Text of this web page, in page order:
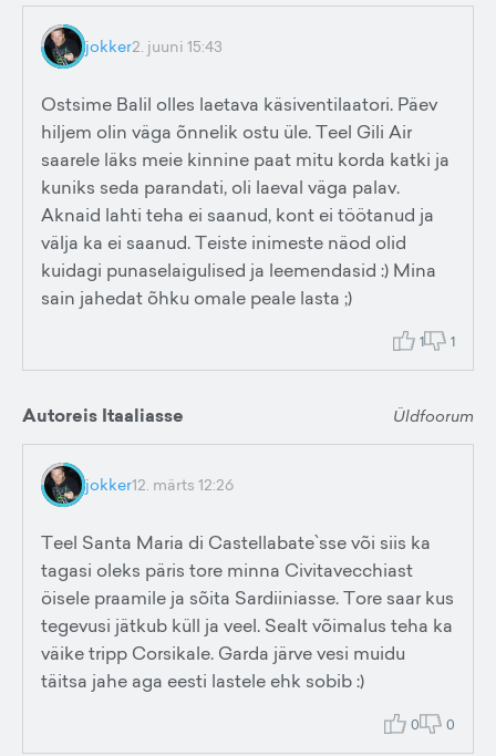
jokker2. juuni 15:43
Ostsime Balil olles laetava käsiventilaatori. Päev
hiljem olin väga õnnelik ostu üle. Teel Gili Air
saarele läks meie kinnine paat mitu korda katki ja
kuniks seda parandati, oli laeval väga palav.
Aknaid lahti teha ei saanud, kont ei töötanud ja
välja ka ei saanud. Teiste inimeste näod olid
kuidagi punaselaigulised ja leemendasid :) Mina
sain jahedat õhku omale peale lasta ;)
1 1
Autoreis Itaaliasse Üldfoorum
jokker12. märts 12:26
Teel Santa Maria di Castellabate`sse või siis ka
tagasi oleks päris tore minna Civitavecchiast
öisele praamile ja sõita Sardiiniasse. Tore saar kus
tegevusi jätkub küll ja veel. Sealt võimalus teha ka
väike tripp Corsikale. Garda järve vesi muidu
täitsa jahe aga eesti lastele ehk sobib :)
0 0